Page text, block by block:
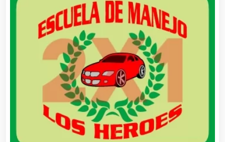
Alquiler de Sillas y Mesas
Alquiler de Trajes de Etiqueta
Alta Costura
Aluminio